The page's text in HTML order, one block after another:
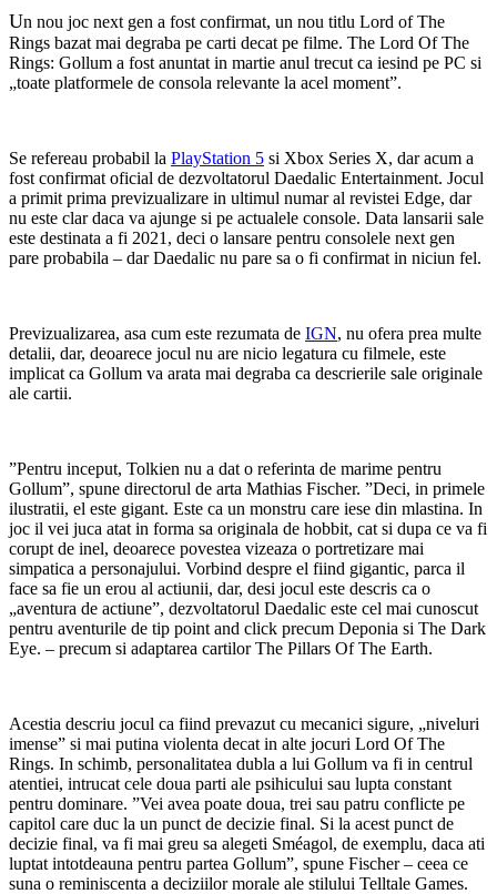
Un nou joc next gen a fost confirmat, un nou titlu Lord of The
Rings bazat mai degraba pe carti decat pe filme. The Lord Of The
Rings: Gollum a fost anuntat in martie anul trecut ca iesind pe PC si
„toate platformele de consola relevante la acel moment”.
Se refereau probabil la PlayStation 5 si Xbox Series X, dar acum a
fost confirmat oficial de dezvoltatorul Daedalic Entertainment. Jocul
a primit prima previzualizare in ultimul numar al revistei Edge, dar
nu este clar daca va ajunge si pe actualele console. Data lansarii sale
este destinata a fi 2021, deci o lansare pentru consolele next gen
pare probabila – dar Daedalic nu pare sa o fi confirmat in niciun fel.
Previzualizarea, asa cum este rezumata de IGN, nu ofera prea multe
detalii, dar, deoarece jocul nu are nicio legatura cu filmele, este
implicat ca Gollum va arata mai degraba ca descrierile sale originale
ale cartii.
”Pentru inceput, Tolkien nu a dat o referinta de marime pentru
Gollum”, spune directorul de arta Mathias Fischer. ”Deci, in primele
ilustratii, el este gigant. Este ca un monstru care iese din mlastina. In
joc il vei juca atat in ​​forma sa originala de hobbit, cat si dupa ce va fi
corupt de inel, deoarece povestea vizeaza o portretizare mai
simpatica a personajului. Vorbind despre el fiind gigantic, parca il
face sa fie un erou al actiunii, dar, desi jocul este descris ca o
„aventura de actiune”, dezvoltatorul Daedalic este cel mai cunoscut
pentru aventurile de tip point and click precum Deponia si The Dark
Eye. – precum si adaptarea cartilor The Pillars Of The Earth.
Acestia descriu jocul ca fiind prevazut cu mecanici sigure, „niveluri
imense” si mai putina violenta decat in ​​alte jocuri Lord Of The
Rings. In schimb, personalitatea dubla a lui Gollum va fi in centrul
atentiei, intrucat cele doua parti ale psihicului sau lupta constant
pentru dominare. ”Vei avea poate doua, trei sau patru conflicte pe
capitol care duc la un punct de decizie final. Si la acest punct de
decizie final, va fi mai greu sa alegeti Sméagol, de exemplu, daca ati
luptat intotdeauna pentru partea Gollum”, spune Fischer – ceea ce
suna o reminiscenta a deciziilor morale ale stilului Telltale Games.